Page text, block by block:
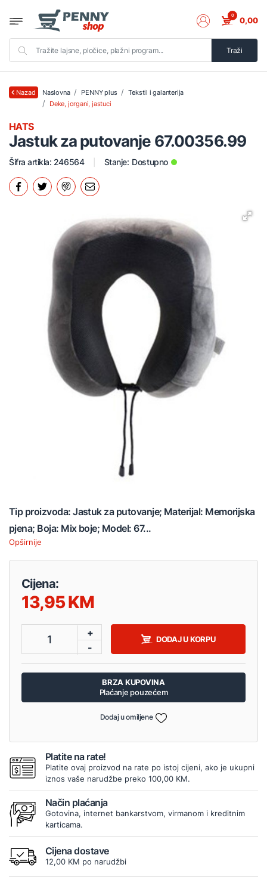
Traži
0 0,00
Nazad Naslovna PENNY plus
Tekstil i galanterija
Deke, jorgani, jastuci
Jastuk za putovanje 67.00356.99
HATS
Šifra artikla: 246564 Stanje: Dostupno
Tip proizvoda: Jastuk za putovanje; Materijal: Memorijska
pjena; Boja: Mix boje; Model: 67...
Opširnije
Cijena:
13,95
1
+
-
DODAJ U KORPU
BRZA KUPOVINA
Plaćanje pouzećem
Dodaj u omiljene
Platite na rate!
Platite ovaj proizvod na rate po istoj cijeni, ako je ukupni
iznos vaše narudžbe preko 100,00 KM.
Način plaćanja
Gotovina, internet bankarstvom, virmanom i kreditnim
karticama.
Cijena dostave
12,00 KM po narudžbi